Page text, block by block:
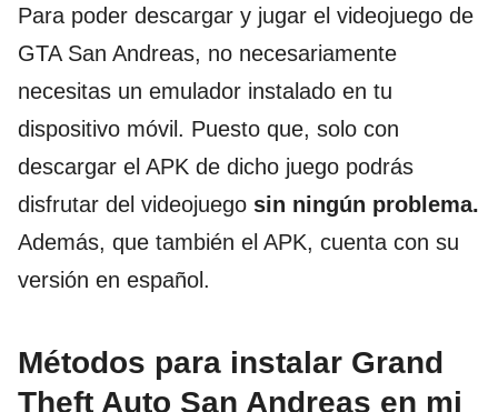
Para poder descargar y jugar el videojuego de
GTA San Andreas, no necesariamente
necesitas un emulador instalado en tu
dispositivo móvil. Puesto que, solo con
descargar el APK de dicho juego podrás
disfrutar del videojuego sin ningún problema.
Además, que también el APK, cuenta con su
versión en español.
Métodos para instalar Grand
Theft Auto San Andreas en mi